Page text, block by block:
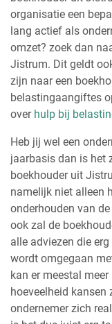
organisatie een
lang actief als
omzet? zoek dan
Jistrum. Dit geldt
zijn naar een
belastingaangiftes
over hulp bij
Heb jij wel een
jaarbasis dan is het
boekhouder uit
namelijk niet alleen
onderhouden van
ook zal de
alle adviezen die
wordt omgegaan
kan er meestal
hoeveelheid
ondernemer zich